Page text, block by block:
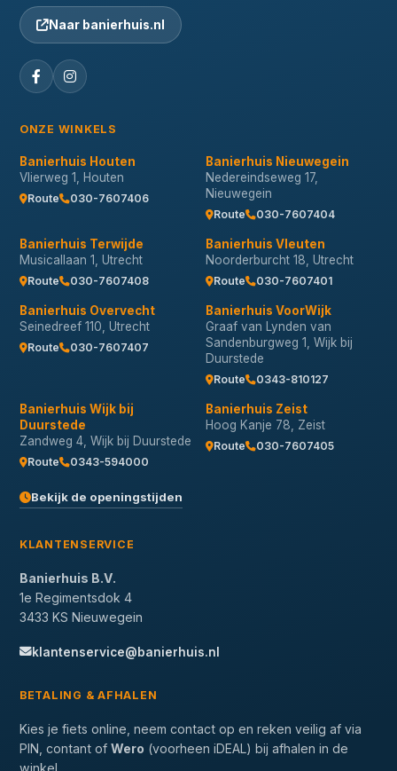
Naar banierhuis.nl
ONZE WINKELS
Banierhuis Houten
Vlierweg 1, Houten
Route 030-7607406
Banierhuis Nieuwegein
Nedereindseweg 17,
Nieuwegein
Route 030-7607404
Banierhuis Terwijde
Musicallaan 1, Utrecht
Route 030-7607408
Banierhuis Vleuten
Noorderburcht 18, Utrecht
Route 030-7607401
Banierhuis Overvecht
Seinedreef 110, Utrecht
Route 030-7607407
Banierhuis VoorWijk
Graaf van Lynden van
Sandenburgweg 1, Wijk bij
Duurstede
Route 0343-810127
Banierhuis Wijk bij
Duurstede
Zandweg 4, Wijk bij Duurstede
Route 0343-594000
Banierhuis Zeist
Hoog Kanje 78, Zeist
Route 030-7607405
Bekijk de openingstijden
KLANTENSERVICE
Banierhuis B.V.
1e Regimentsdok 4
3433 KS Nieuwegein
klantenservice@banierhuis.nl
BETALING & AFHALEN
Kies je fiets online, neem contact op en reken veilig af via
PIN, contant of Wero (voorheen iDEAL) bij afhalen in de
winkel.